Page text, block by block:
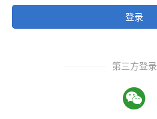
登录
第三方登录